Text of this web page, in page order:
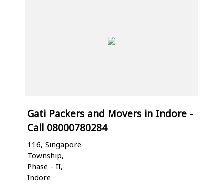
Gati Packers and Movers in Indore -
Call 08000780284
116, Singapore
Township,
Phase - II,
Indore